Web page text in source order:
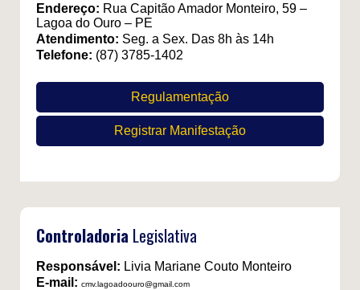
Endereço: Rua Capitão Amador Monteiro, 59 –
Lagoa do Ouro – PE
Atendimento: Seg. a Sex. Das 8h às 14h
Telefone: (87) 3785-1402
Regulamentação
Registrar Manifestação
Controladoria Legislativa
Responsável: Livia Mariane Couto Monteiro
E-mail: cmv.lagoadoouro@gmail.com